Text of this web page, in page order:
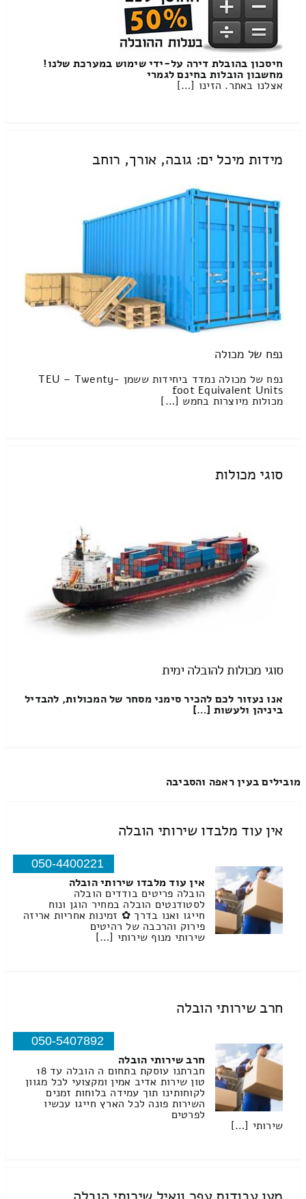
חיסכון בהובלת דירה על-ידי שימוש במערכת שלנו!
מחשבון הובלות בחינם לגמרי
אצלנו באתר. הזינו […]
מידות מיכל ים: גובה, אורך, רוחב
נפח של מכולה
נפח של מכולה נמדד ביחידות ששמן TEU – Twenty-
foot Equivalent Units
מכולות מיוצרות בחמש […]
סוגי מכולות
סוגי מכולות להובלה ימית
אנו נעזור לכם להכיר סימני מסחר של המכולות, להבדיל
ביניהן ולעשות […]
מובילים בעין ראפה והסביבה
אין עוד מלבדו שירותי הובלה
050-4400221
אין עוד מלבדו שירותי הובלה
הובלה פריטים בודדים הובלה
לסטודנטים הובלה במחיר הוגן ונוח
חייגו ואנו בדרך ✿ זמינות אחריות אריזה
פירוק והרכבה של רהיטים
שירותי מנוף שירותי […]
חרב שירותי הובלה
050-5407892
חרב שירותי הובלה
חברתנו עוסקת בתחום ה הובלה עד 18
טון שירות אדיב אמין ומקצועי לכל מגוון
לקוחותינו תוך עמידה בלוחות זמנים
השירות פונה לכל הארץ חייגו עכשיו
לפרטים
שירותי […]